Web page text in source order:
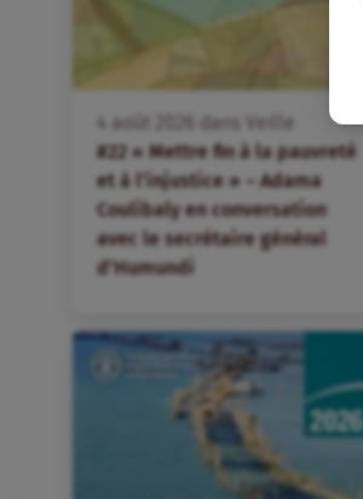
4 août dans
Veille
#22 « Mettre fin à la pauvreté
et à l’injustice » – Adama
Coulibaly en conversation
avec le secrétaire général
d’Humundi